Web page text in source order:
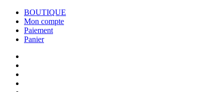
BOUTIQUE
Mon compte
Paiement
Panier